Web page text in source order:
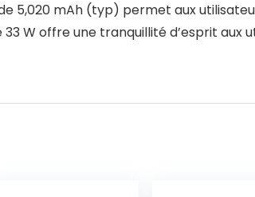
5,020 mAh (typ) permet aux
W offre une tranquillité d’esprit